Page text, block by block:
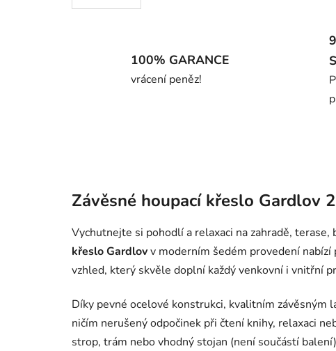
100% GARANCE
vrácení peněz!
Závěsné houpací křeslo Gardlov
Vychutnejte si pohodlí a relaxaci na zahradě,
křeslo Gardlovv moderním šedém provedení
vzhled, který skvěle doplní každý venkovní i vnitřní
Díky pevné ocelové konstrukci, kvalitním
ničím nerušený odpočinek při čtení knihy, relaxaci
strop, trám nebo vhodný stojan (není součástí